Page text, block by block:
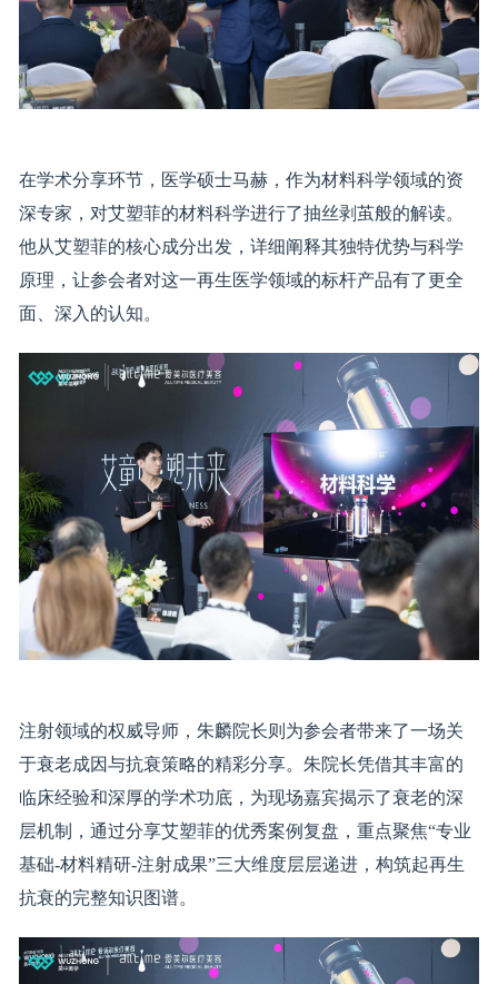
在学术分享环节，医学硕士马赫，作为材料科学领域的资
深专家，对艾塑菲的材料科学进行了抽丝剥茧般的解读。
他从艾塑菲的核心成分出发，详细阐释其独特优势与科学
原理，让参会者对这一再生医学领域的标杆产品有了更全
面、深入的认知。
注射领域的权威导师，朱麟院长则为参会者带来了一场关
于衰老成因与抗衰策略的精彩分享。朱院长凭借其丰富的
临床经验和深厚的学术功底，为现场嘉宾揭示了衰老的深
层机制，通过分享艾塑菲的优秀案例复盘，重点聚焦“专业
基础-材料精研-注射成果”三大维度层层递进，构筑起再生
抗衰的完整知识图谱。